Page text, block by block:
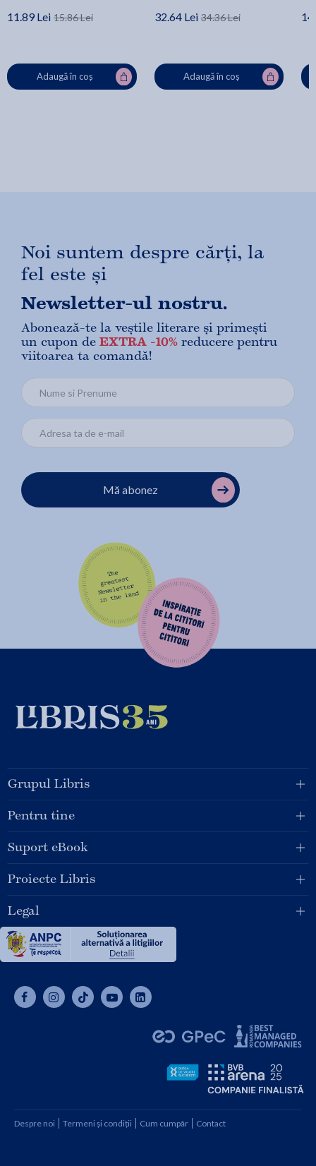
11.89 Lei 15.86 Lei
Adaugă în coș
32.64 Lei 34.36 Lei
Adaugă în coș
Noi suntem despre cărți, la
fel este și
Newsletter-ul nostru.
Abonează-te la veștile literare și primești
un cupon de EXTRA -10% reducere pentru
viitoarea ta comandă!
Mă abonez
Grupul Libris
Pentru tine
Suport eBook
Proiecte Libris
Legal
Despre noi Termeni și condiții Cum cumpăr Contact